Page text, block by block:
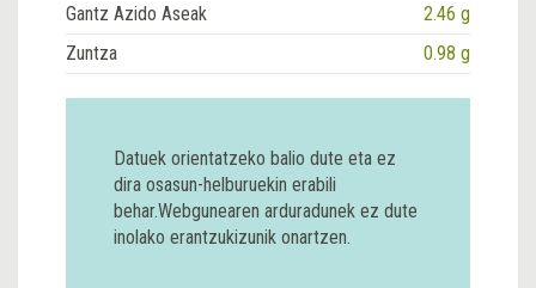
Gantz Azido Aseak
2.46 g
Zuntza
0.98 g
Datuek orientatzeko balio dute eta ez
dira osasun-helburuekin erabili
behar.Webgunearen arduradunek ez dute
inolako erantzukizunik onartzen.